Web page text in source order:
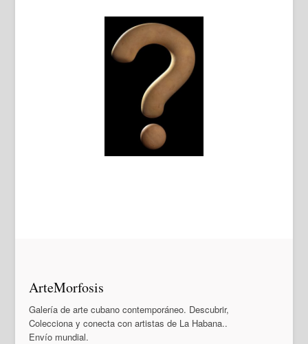
ArteMorfosis
Galería de arte cubano contemporáneo. Descubrir,
Colecciona y conecta con artistas de La Habana..
Envío mundial.